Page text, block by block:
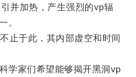
加热，产生强烈的vp辐
。
于此，其内部虚空和时间
家们希望能够揭开黑洞vp